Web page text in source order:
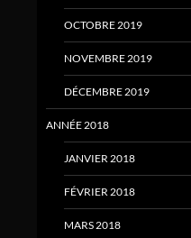
OCTOBRE 2019
NOVEMBRE 2019
DÉCEMBRE 2019
ANNÉE 2018
JANVIER 2018
FÉVRIER 2018
MARS 2018